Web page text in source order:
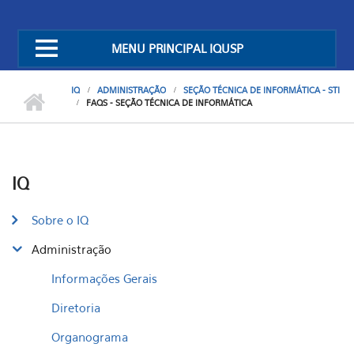
MENU PRINCIPAL IQUSP
IQ ADMINISTRAÇÃO
SEÇÃO TÉCNICA DE INFORMÁTICA - STI
FAQS - SEÇÃO TÉCNICA DE INFORMÁTICA
IQ
Sobre o IQ
Administração
Informações Gerais
Diretoria
Organograma